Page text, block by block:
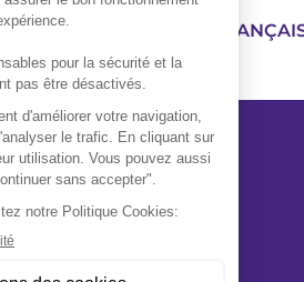
RÉSEAU FUNÉRAIRE
A propos
Notre mission